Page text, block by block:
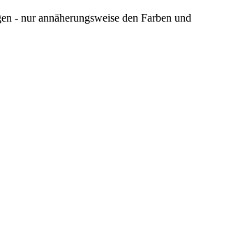
- nur annäherungsweise den Farben und